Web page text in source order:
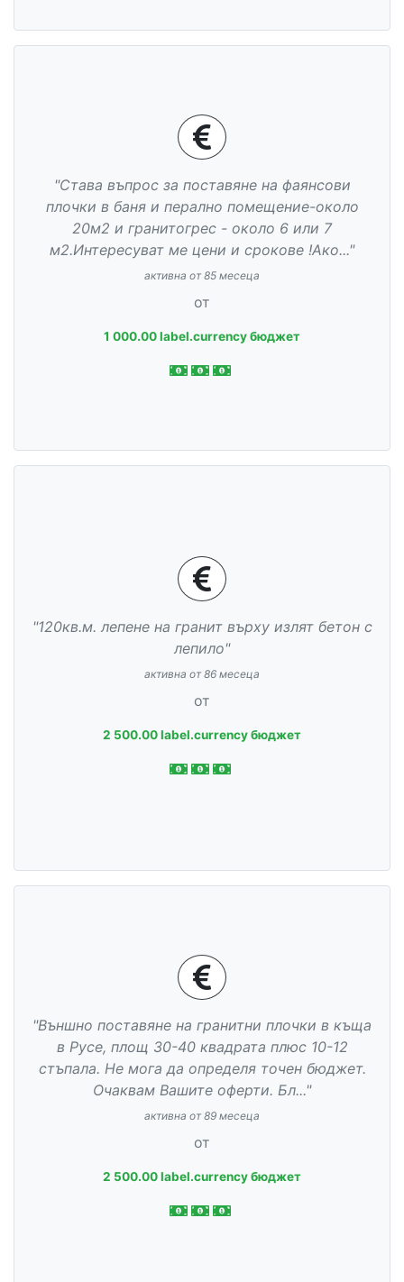
"Става въпрос за поставяне на фаянсови
плочки в баня и перално помещение-около
20м2 и гранитогрес - около 6 или 7
м2.Интересуват ме цени и срокове !Ако..."
активна от 85 месеца
от
1 000.00 label.currency бюджет
"120кв.м. лепене на гранит върху излят бетон с
лепило"
активна от 86 месеца
от
2 500.00 label.currency бюджет
"Външно поставяне на гранитни плочки в къща
в Русе, площ 30-40 квадрата плюс 10-12
стъпала. Не мога да определя точен бюджет.
Очаквам Вашите оферти. Бл..."
активна от 89 месеца
от
2 500.00 label.currency бюджет